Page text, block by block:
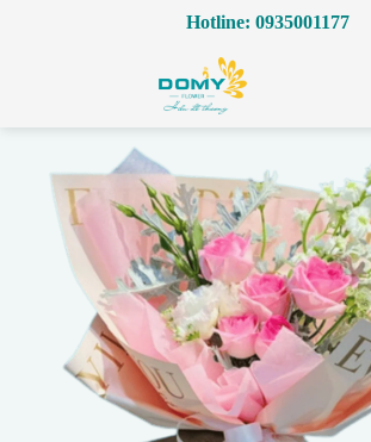
Hotline: 0935001177